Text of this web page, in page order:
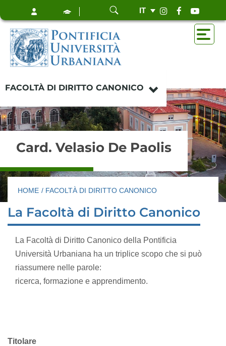
IT
FACOLTÀ DI DIRITTO CANONICO
Card. Velasio De Paolis
HOME / FACOLTÀ DI DIRITTO CANONICO
La Facoltà di Diritto Canonico
La Facoltà di Diritto Canonico della Pontificia
Università Urbaniana ha un triplice scopo che si può
riassumere nelle parole:
ricerca, formazione e apprendimento.
Titolare